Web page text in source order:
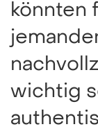
könnten
wichtig